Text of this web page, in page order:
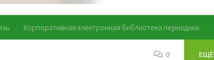
Корпоративная электронная библиотека периодики
0 ЕЩЁ